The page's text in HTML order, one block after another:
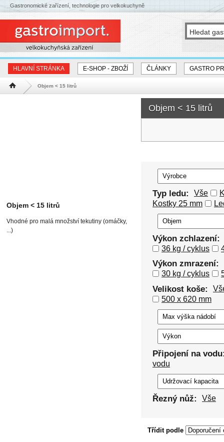
HLAVNÍ STRÁNKA E-SHOP - ZBOŽÍ ČLÁNKY GASTRO
Hlavní stránka Objem < 15 litrů
Objem < 15 litrů
Typ ledu: Vše
Kostky 25 mm
Výkon zchlazení:
36 kg / cyklus
Výkon zmrazení:
30 kg / cyklus
Velikost koše:
500 x 620 mm
Připojení na
vodu
Řezný nůž: Vše
Třídit podle
Objem < 15 litrů
Vhodné pro malá množství tekutiny (omáčky,
...)
Gastronomické zařízení, technologie pro velkokuchyně